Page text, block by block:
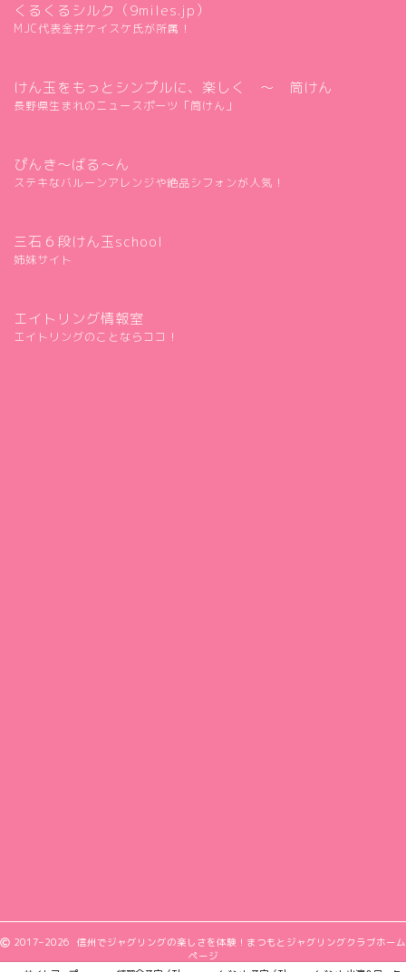
くるくるシルク（9miles.jp）
MJC代表金井ケイスケ氏が所属！
けん玉をもっとシンプルに、楽しく ～ 筒けん
長野県生まれのニュースポーツ「筒けん」
ぴんき～ばる～ん
ステキなバルーンアレンジや絶品シフォンが人気！
三石６段けん玉school
姉妹サイト
エイトリング情報室
エイトリングのことならココ！
2017–2026 信州でジャグリングの楽しさを体験！まつもとジャグリングクラブホーム
ページ